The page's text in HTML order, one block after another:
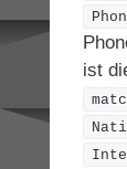
ist